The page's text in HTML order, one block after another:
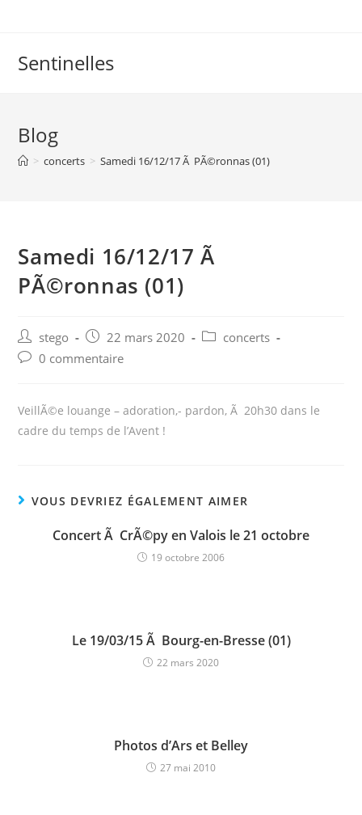
Sentinelles
Blog
> concerts > Samedi 16/12/17 Ã PÃ©ronnas (01)
Samedi 16/12/17 Ã
PÃ©ronnas (01)
Post
author:
stego
Post
published:
22 mars 2020
Postconcerts
Post0 commentaire
VeillÃ©e louange – adoration,- pardon, Ã 20h30 dans le
cadre du temps de l’Avent !
VOUS DEVRIEZ ÉGALEMENT AIMER
Concert Ã CrÃ©py en Valois le 21 octobre
19 octobre 2006
Le 19/03/15 Ã Bourg-en-Bresse (01)
22 mars 2020
Photos d’Ars et Belley
27 mai 2010